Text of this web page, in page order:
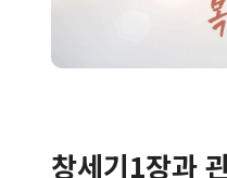
창세기1장과